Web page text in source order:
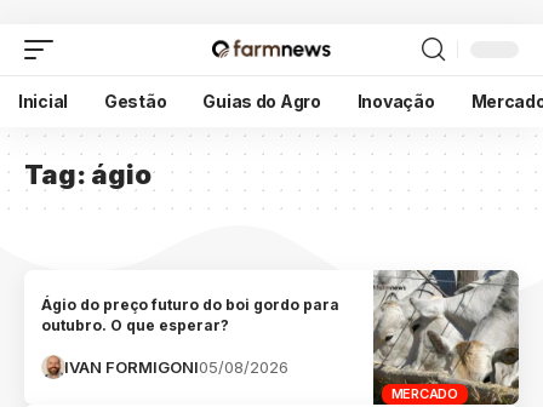
Inicial Gestão Guias do Agro Inovação
Tag: ágio
MERCADO
Ágio do preço futuro do boi gordo para
outubro. O que esperar?
IVAN FORMIGONI05/08/2026